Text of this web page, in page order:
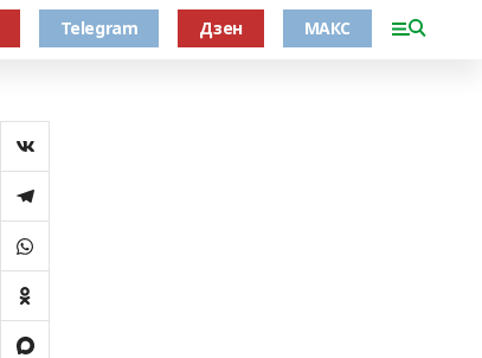
Telegram Дзен МАКС